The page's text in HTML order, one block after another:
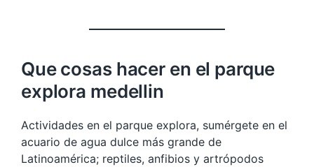
Que cosas hacer en el parque
explora medellin
Actividades en el parque explora, sumérgete en el
acuario de agua dulce más grande de
Latinoamérica; reptiles, anfibios y artrópodos